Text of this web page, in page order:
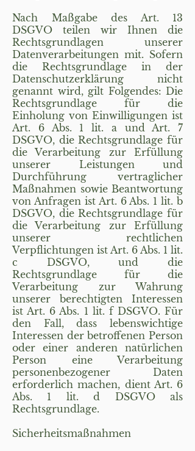
Nach Maßgabe des Art. 13
DSGVO teilen wir Ihnen die
Rechtsgrundlagen unserer
Datenverarbeitungen mit. Sofern
die Rechtsgrundlage in der
Datenschutzerklärung nicht
genannt wird, gilt Folgendes: Die
Rechtsgrundlage für die
Einholung von Einwilligungen ist
Art. 6 Abs. 1 lit. a und Art. 7
DSGVO, die Rechtsgrundlage für
die Verarbeitung zur Erfüllung
unserer Leistungen und
Durchführung vertraglicher
Maßnahmen sowie Beantwortung
von Anfragen ist Art. 6 Abs. 1 lit. b
DSGVO, die Rechtsgrundlage für
die Verarbeitung zur Erfüllung
unserer rechtlichen
Verpflichtungen ist Art. 6 Abs. 1 lit.
c DSGVO, und die
Rechtsgrundlage für die
Verarbeitung zur Wahrung
unserer berechtigten Interessen
ist Art. 6 Abs. 1 lit. f DSGVO. Für
den Fall, dass lebenswichtige
Interessen der betroffenen Person
oder einer anderen natürlichen
Person eine Verarbeitung
personenbezogener Daten
erforderlich machen, dient Art. 6
Abs. 1 lit. d DSGVO als
Rechtsgrundlage.
Sicherheitsmaßnahmen